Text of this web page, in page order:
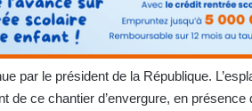
par le président de la République.
de ce chantier d’envergure, en